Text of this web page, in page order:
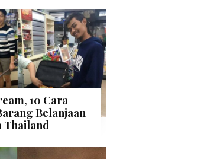
10 Cara
Belanjaan
Thailand